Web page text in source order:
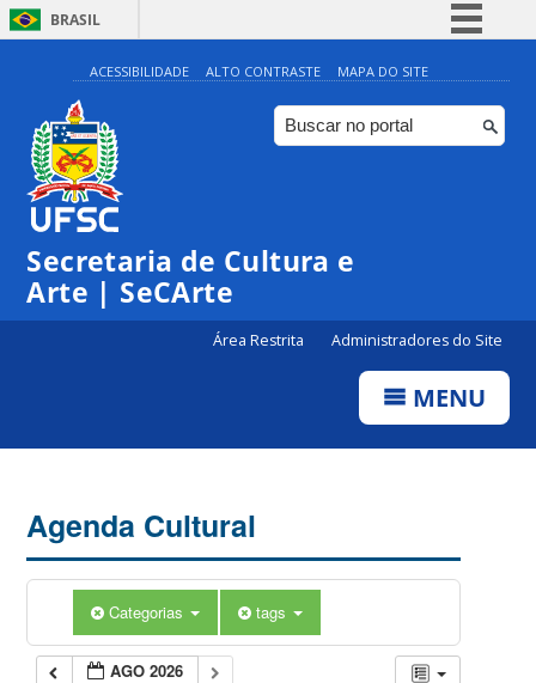
BRASIL
Simplifique!
Comunica BR
Participe
ACESSIBILIDADE ALTO CONTRASTE MAPA DO SITE
Secretaria de Cultura e
Arte | SeCArte
Área Restrita Administradores do Site
MENU
Agenda Cultural
Categorias tags
AGO 2026